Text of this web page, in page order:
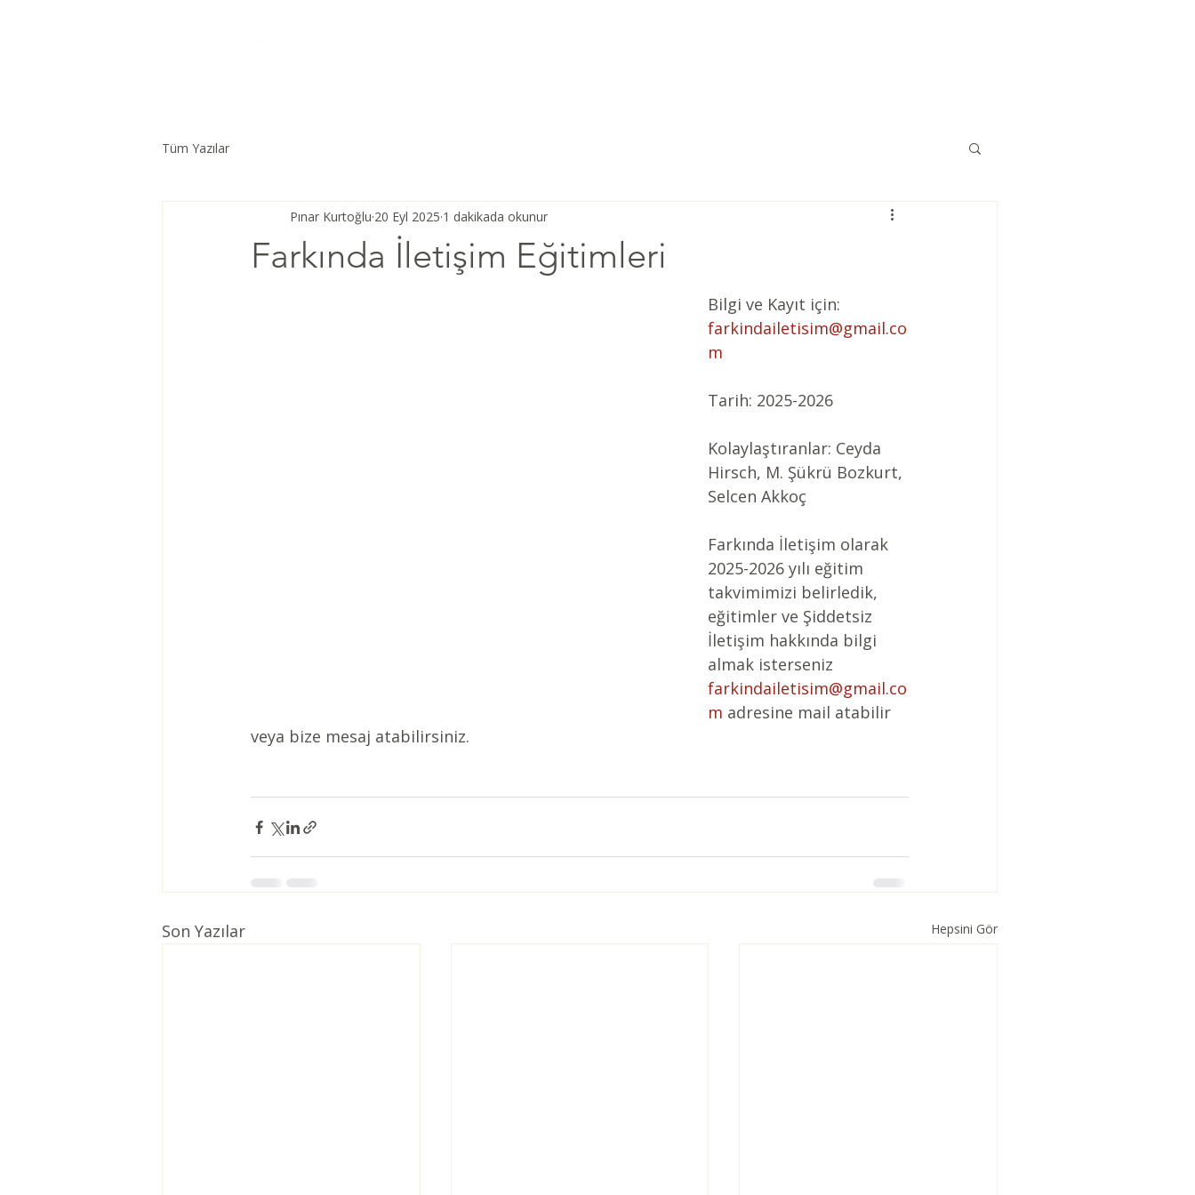
Tüm Yazılar
Farkında İletişim Eğitimleri
Pınar Kurtoğlu 20 Eyl 2025 1 dakikada okunur
Bilgi ve Kayıt için:
farkindailetisim@gmail.co
m
Tarih: 2025-2026
Kolaylaştıranlar: Ceyda
Hirsch, M. Şükrü Bozkurt,
Selcen Akkoç
Farkında İletişim olarak
2025-2026 yılı eğitim
takvimimizi belirledik,
eğitimler ve Şiddetsiz
İletişim hakkında bilgi
almak isterseniz
farkindailetisim@gmail.co
m adresine mail atabilir
veya bize mesaj atabilirsiniz.
Son Yazılar Hepsini Gör